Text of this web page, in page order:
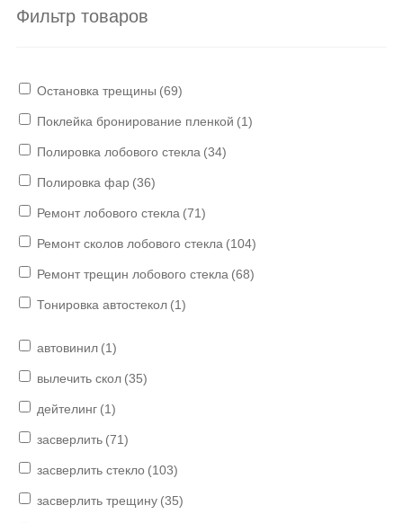
Фильтр товаров
Остановка трещины (69)
Поклейка бронирование пленкой (1)
Полировка лобового стекла (34)
Полировка фар (36)
Ремонт лобового стекла (71)
Ремонт сколов лобового стекла (104)
Ремонт трещин лобового стекла (68)
Тонировка автостекол (1)
автовинил (1)
вылечить скол (35)
дейтелинг (1)
засверлить (71)
засверлить стекло (103)
засверлить трещину (35)